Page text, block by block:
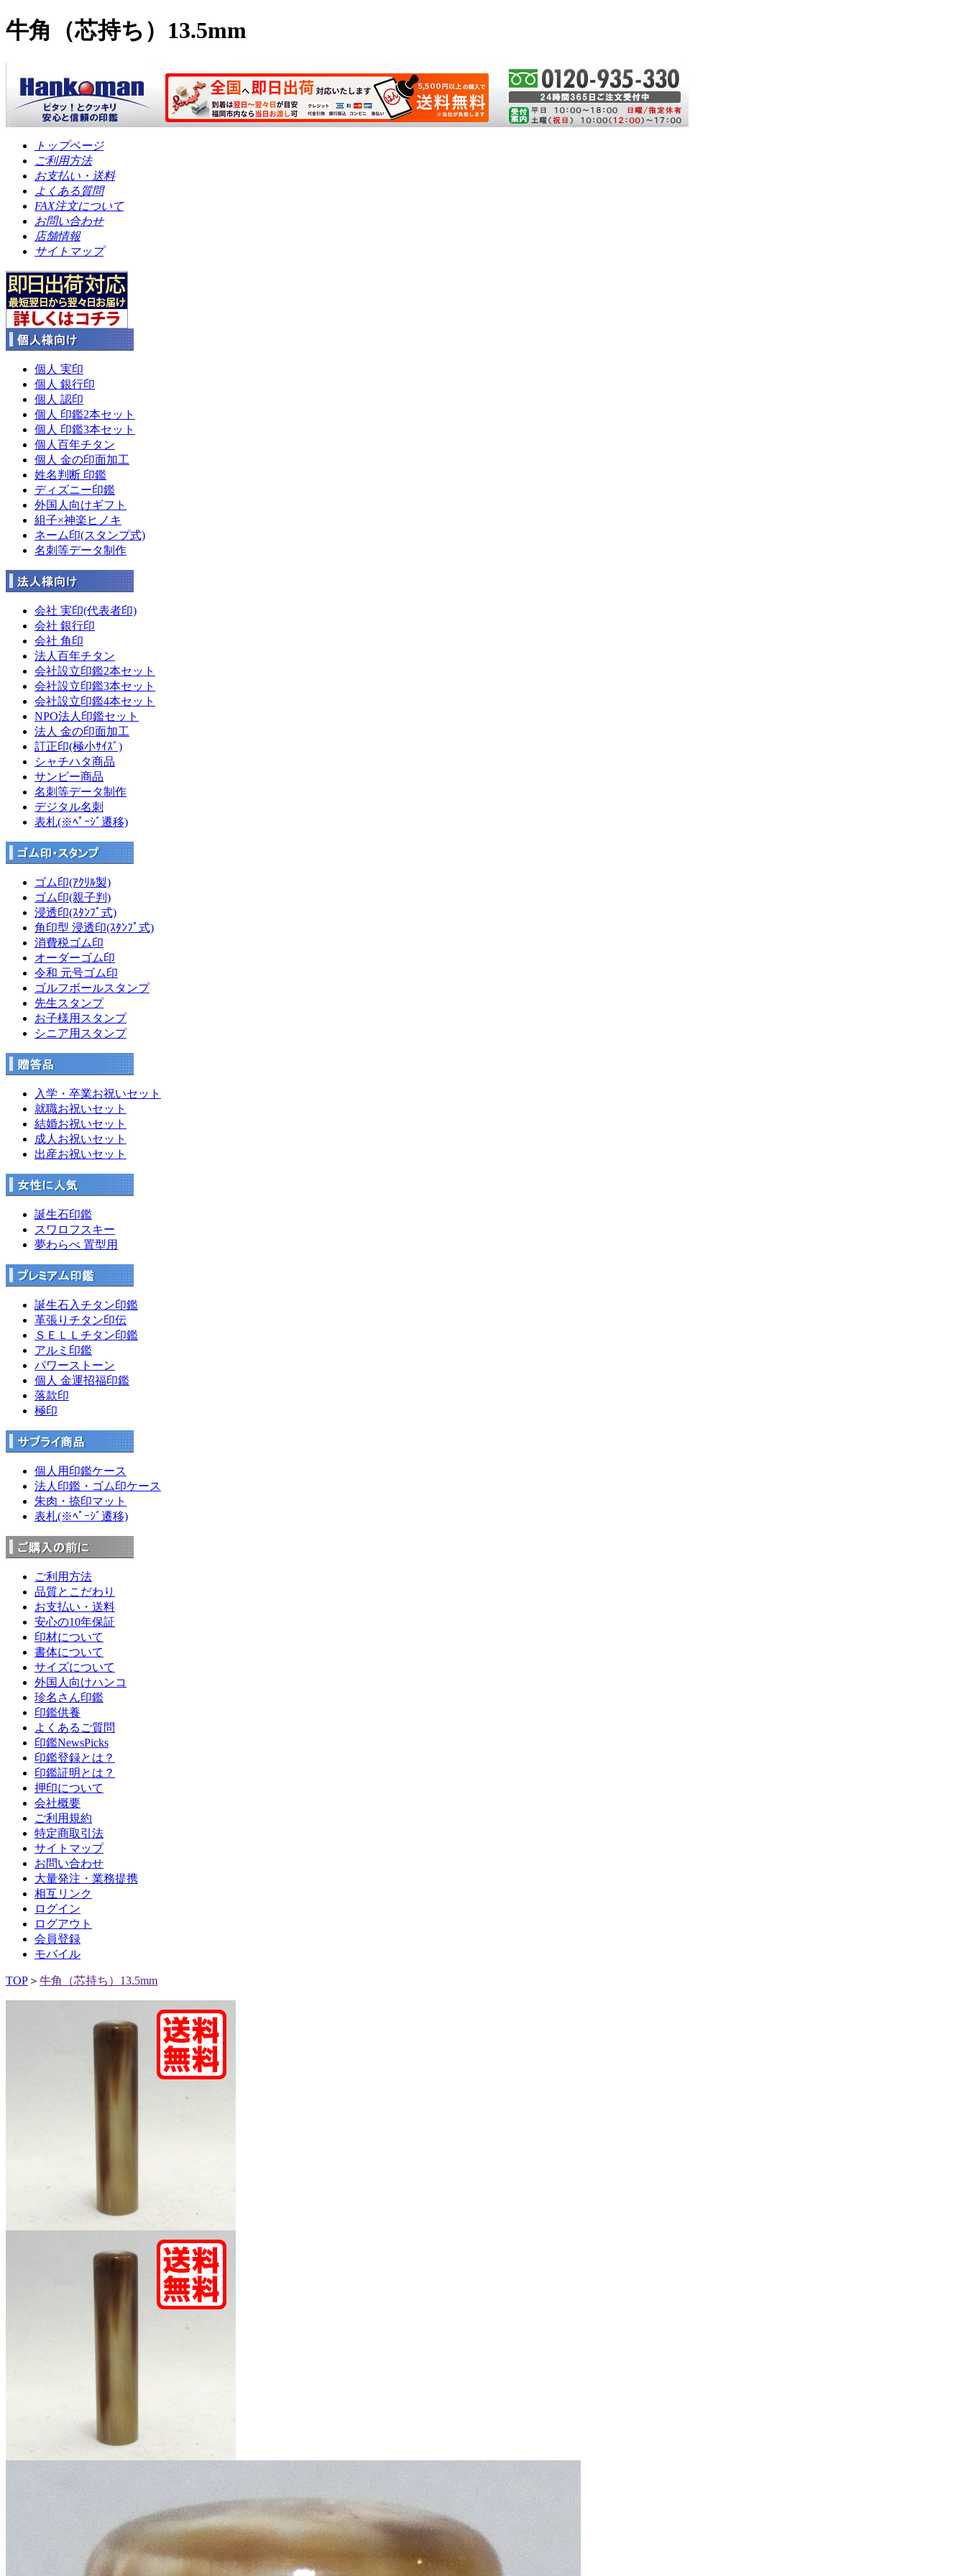
牛角（芯持ち）13.5mm
トップページ
ご利用方法
お支払い・送料
よくある質問
FAX注文について
お問い合わせ
店舗情報
サイトマップ
個人 実印
個人 銀行印
個人 認印
個人 印鑑2本セット
個人 印鑑3本セット
個人百年チタン
個人 金の印面加工
姓名判断 印鑑
ディズニー印鑑
外国人向けギフト
組子×神楽ヒノキ
ネーム印(スタンプ式)
名刺等データ制作
会社 実印(代表者印)
会社 銀行印
会社 角印
法人百年チタン
会社設立印鑑2本セット
会社設立印鑑3本セット
会社設立印鑑4本セット
NPO法人印鑑セット
法人 金の印面加工
訂正印(極小ｻｲｽﾞ)
シャチハタ商品
サンビー商品
名刺等データ制作
デジタル名刺
表札(※ﾍﾟｰｼﾞ遷移)
ゴム印(ｱｸﾘﾙ製)
ゴム印(親子判)
浸透印(ｽﾀﾝﾌﾟ式)
角印型 浸透印(ｽﾀﾝﾌﾟ式)
消費税ゴム印
オーダーゴム印
令和 元号ゴム印
ゴルフボールスタンプ
先生スタンプ
お子様用スタンプ
シニア用スタンプ
入学・卒業お祝いセット
就職お祝いセット
結婚お祝いセット
成人お祝いセット
出産お祝いセット
誕生石印鑑
スワロフスキー
夢わらべ 置型用
誕生石入チタン印鑑
革張りチタン印伝
ＳＥＬＬチタン印鑑
アルミ印鑑
パワーストーン
個人 金運招福印鑑
落款印
極印
個人用印鑑ケース
法人印鑑・ゴム印ケース
朱肉・捺印マット
表札(※ﾍﾟｰｼﾞ遷移)
ご利用方法
品質とこだわり
お支払い・送料
安心の10年保証
印材について
書体について
サイズについて
外国人向けハンコ
珍名さん印鑑
印鑑供養
よくあるご質問
印鑑NewsPicks
印鑑登録とは？
印鑑証明とは？
押印について
会社概要
ご利用規約
特定商取引法
サイトマップ
お問い合わせ
大量発注・業務提携
相互リンク
ログイン
ログアウト
会員登録
モバイル
TOP ＞ 牛角（芯持ち）13.5mm